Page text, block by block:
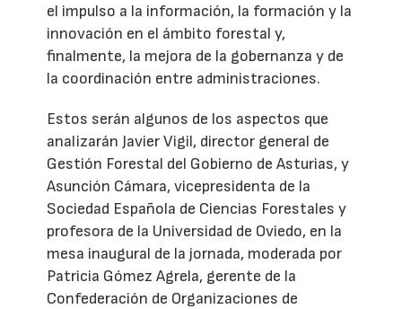
el impulso a la información, la formación y la
innovación en el ámbito forestal y,
finalmente, la mejora de la gobernanza y de
la coordinación entre administraciones.
Estos serán algunos de los aspectos que
analizarán Javier Vigil, director general de
Gestión Forestal del Gobierno de Asturias, y
Asunción Cámara, vicepresidenta de la
Sociedad Española de Ciencias Forestales y
profesora de la Universidad de Oviedo, en la
mesa inaugural de la jornada, moderada por
Patricia Gómez Agrela, gerente de la
Confederación de Organizaciones de